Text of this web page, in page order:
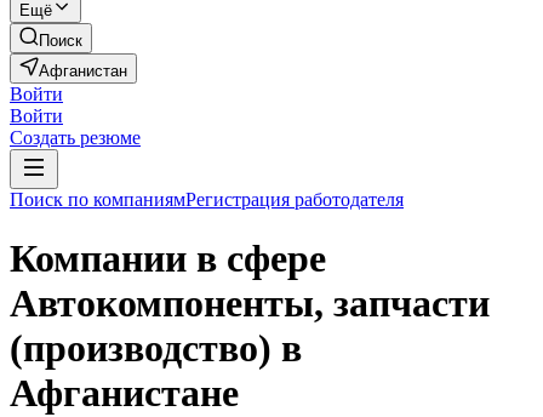
Ещё
Поиск
Афганистан
Войти
Войти
Создать резюме
Поиск по компаниямРегистрация работодателя
Компании в сфере
Автокомпоненты, запчасти
(производство) в
Афганистане